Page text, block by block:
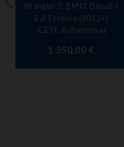
Wrangler 2,2 MJT Diesel +
2,0 Essence (2012+)
(CETE Automotive)
Prix1 350,00 €